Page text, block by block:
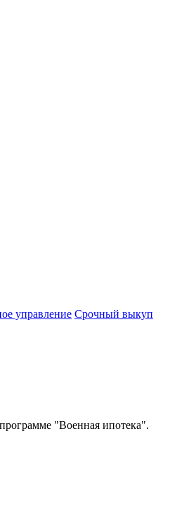
управление Срочный выкуп
"Военная ипотека".